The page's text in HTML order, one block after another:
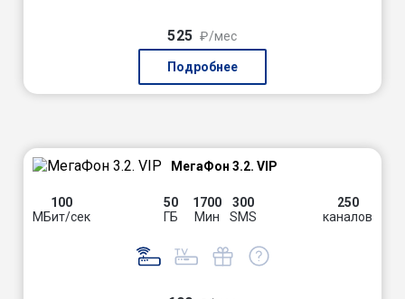
525 ₽/мес
Подробнее
МегаФон 3.2. VIP
100
МБит/сек
50
ГБ
1700
Мин
300
SMS
250
каналов